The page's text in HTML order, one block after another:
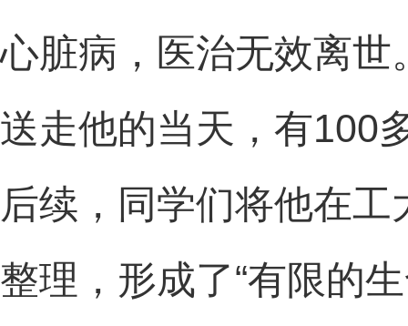
心脏病，医治无效离
送走他的当天，有100
后续，同学们将他在
整理，形成了“有限的